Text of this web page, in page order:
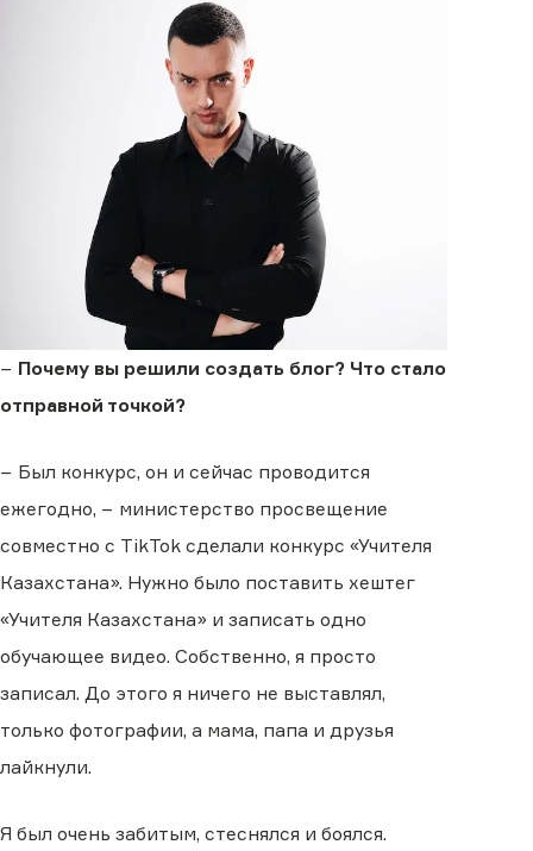
− Почему вы решили создать блог? Что стало
отправной точкой?
− Был конкурс, он и сейчас проводится
ежегодно, − министерство просвещение
совместно с TikTok сделали конкурс «Учителя
Казахстана». Нужно было поставить хештег
«Учителя Казахстана» и записать одно
обучающее видео. Собственно, я просто
записал. До этого я ничего не выставлял,
только фотографии, а мама, папа и друзья
лайкнули.
Я был очень забитым, стеснялся и боялся.